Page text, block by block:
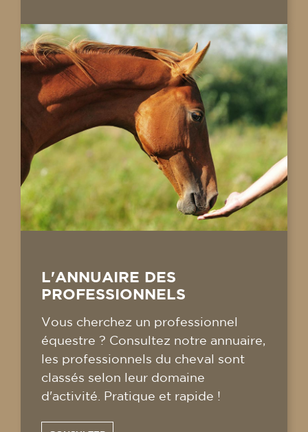
L'ANNUAIRE DES
PROFESSIONNELS
Vous cherchez un professionnel
équestre ? Consultez notre annuaire,
les professionnels du cheval sont
classés selon leur domaine
d'activité. Pratique et rapide !